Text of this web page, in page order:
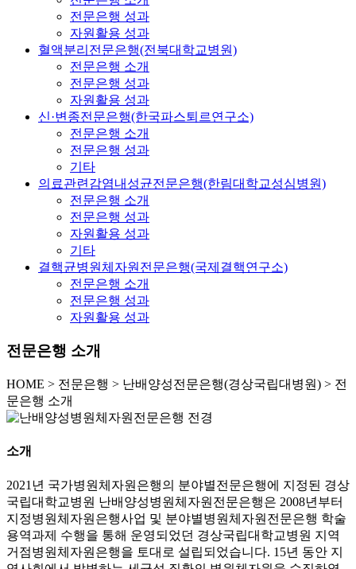
전문은행 성과
자원활용 성과
혈액분리전문은행(전북대학교병원)
전문은행 소개
전문은행 성과
자원활용 성과
신·변종전문은행(한국파스퇴르연구소)
전문은행 소개
전문은행 성과
기타
의료관련감염내성균전문은행(한림대학교성심병원)
전문은행 소개
전문은행 성과
자원활용 성과
기타
결핵균병원체자원전문은행(국제결핵연구소)
전문은행 소개
전문은행 성과
자원활용 성과
전문은행 소개
HOME > 전문은행 > 난배양성전문은행(경상국립대병원) > 전
문은행 소개
소개
2021년 국가병원체자원은행의 분야별전문은행에 지정된 경상
국립대학교병원 난배양성병원체자원전문은행은 2008년부터
지정병원체자원은행사업 및 분야별병원체자원전문은행 학술
용역과제 수행을 통해 운영되었던 경상국립대학교병원 지역
거점병원체자원은행을 토대로 설립되었습니다. 15년 동안 지